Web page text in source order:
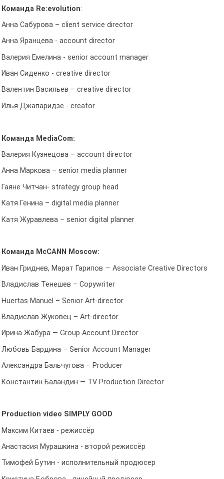
Команда Re:evolution:
Анна Сабурова – client service director
Анна Яранцева - account director
Валерия Емелина - senior account manager
Иван Сиденко - creative director
Валентин Васильев – creative director
Илья Джапаридзе - creator
Команда MediaCom:
Валерия Кузнецова – account director
Анна Маркова – senior media planner
Гаяне Читчан- strategy group head
Катя Генина – digital media planner
Катя Журавлева – senior digital planner
Команда McCANN Moscow:
Иван Гриднев, Марат Гарипов — Associate Creative Directors
Владислав Тенешев – Copywriter
Huertas Manuel – Senior Art-director
Владислав Жуковец – Art-director
Ирина Жабура — Group Account Director
Любовь Бардина – Senior Account Manager
Александра Бальчугова – Producer
Константин Баландин — TV Production Director
Production video SIMPLY GOOD
Максим Китаев - режиссёр
Анастасия Мурашкина - второй режиссёр
Тимофей Бутин - исполнительный продюсер